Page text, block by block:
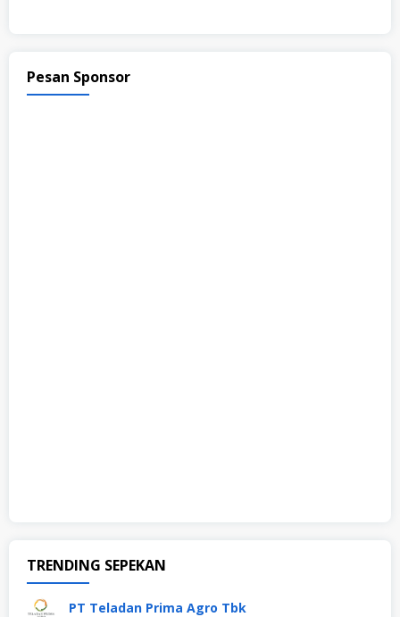
Pesan Sponsor
TRENDING SEPEKAN
PT Teladan Prima Agro Tbk